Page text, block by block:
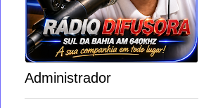
Administrador